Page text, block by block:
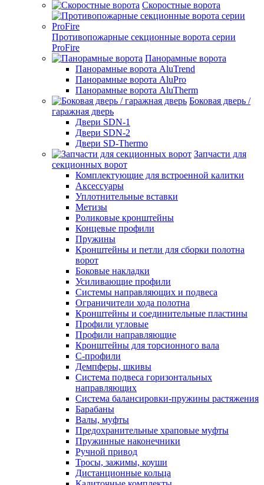
Скоростные ворота
Противопожарные секционные ворота серии
ProFire
Панорамные ворота
Панорамные ворота AluTrend
Панорамные ворота AluPro
Панорамные ворота AluTherm
Боковая дверь /
гаражная дверь
Двери SDN-1
Двери SDN-2
Двери SD-Thermo
Запчасти для
секционных ворот
Комплектующие для встроенной калитки
Аксессуары
Уплотнительные вставки
Метизы
Роликовые кронштейны
Концевые профили
Пружины
Кронштейны и петли для сборки полотна
ворот
Боковые накладки
Усиливающие профили
Системы направляющих и подвеса
Ограничители хода полотна
Кронштейны и соединительные пластины
Профили угловые
Профили направляющие
Кронштейны для торсионного вала
С-профили
Демпферы, шкивы
Система подвеса горизонтальных
направляющих
Система балансировки-пружины растяжения
Барабаны
Валы, муфты
Предохранительные храповые муфты
Пружинные наконечники
Ручной привод
Тросы, зажимы, коуши
Дистанционные кольца